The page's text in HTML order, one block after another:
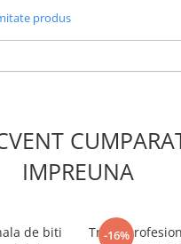
produs
IMPREUNA
de biti
-16%
Trusa